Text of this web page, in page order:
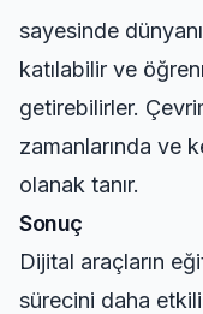
sayesinde
katılabilir ve
getirebilirler.
zamanlarında ve
olanak tanır.
Sonuç
Dijital araçların
sürecini daha